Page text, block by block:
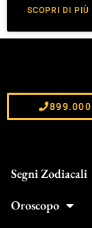
SCOPRI DI PIÙ
Segni Zodiacali
Oroscopo